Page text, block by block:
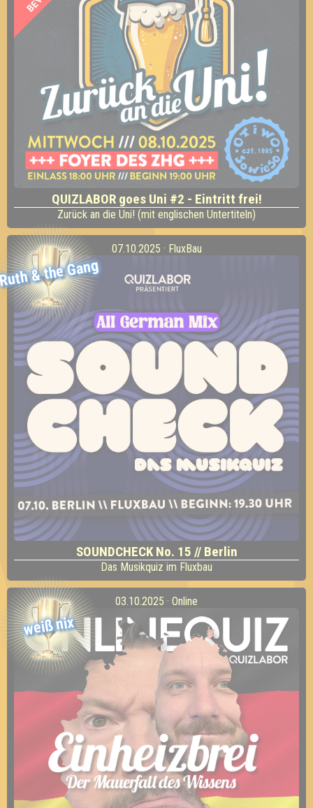
QUIZLABOR goes Uni #2 - Eintritt frei!
Zurück an die Uni! (mit englischen Untertiteln)
& the Gang
07.10.2025 · FluxBau
SOUNDCHECK No. 15 // Berlin
Das Musikquiz im Fluxbau
weiß nix
03.10.2025 · Online